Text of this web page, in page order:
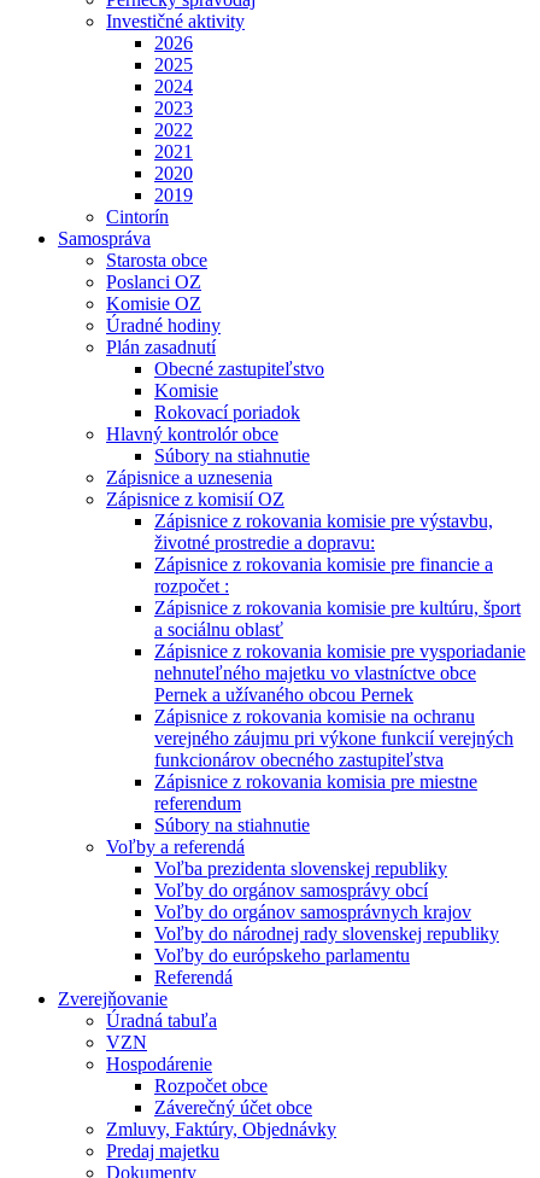
Investičné aktivity
2026
2025
2024
2023
2022
2021
2020
2019
Cintorín
Samospráva
Starosta obce
Poslanci OZ
Komisie OZ
Úradné hodiny
Plán zasadnutí
Obecné zastupiteľstvo
Komisie
Rokovací poriadok
Hlavný kontrolór obce
Súbory na stiahnutie
Zápisnice a uznesenia
Zápisnice z komisií OZ
Zápisnice z rokovania komisie pre výstavbu,
životné prostredie a dopravu:
Zápisnice z rokovania komisie pre financie a
rozpočet :
Zápisnice z rokovania komisie pre kultúru, šport
a sociálnu oblasť
Zápisnice z rokovania komisie pre vysporiadanie
nehnuteľného majetku vo vlastníctve obce
Pernek a užívaného obcou Pernek
Zápisnice z rokovania komisie na ochranu
verejného záujmu pri výkone funkcií verejných
funkcionárov obecného zastupiteľstva
Zápisnice z rokovania komisia pre miestne
referendum
Súbory na stiahnutie
Voľby a referendá
Voľba prezidenta slovenskej republiky
Voľby do orgánov samosprávy obcí
Voľby do orgánov samosprávnych krajov
Voľby do národnej rady slovenskej republiky
Voľby do európskeho parlamentu
Referendá
Zverejňovanie
Úradná tabuľa
VZN
Hospodárenie
Rozpočet obce
Záverečný účet obce
Zmluvy, Faktúry, Objednávky
Predaj majetku
Dokumenty